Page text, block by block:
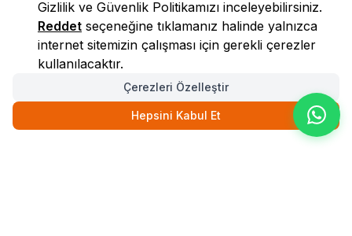
LokmanAVM
Gizlilik ve Güvenlik Politikamızı inceleyebilirsiniz.
Reddet seçeneğine tıklamanız halinde yalnızca
internet sitemizin çalışması için gerekli çerezler
kullanılacaktır.
Çerezleri Özelleştir
Hepsini Kabul Et